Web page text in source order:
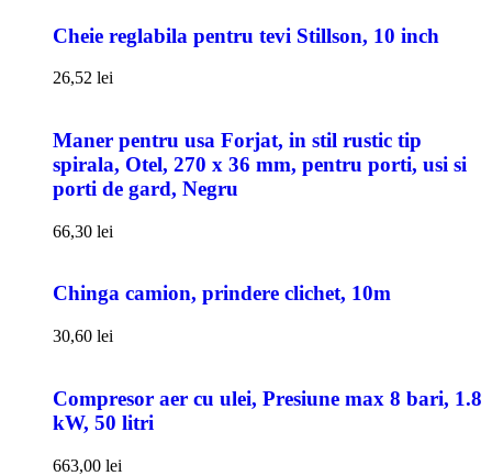
Cheie reglabila pentru tevi Stillson, 10 inch
26,52 lei
Maner pentru usa Forjat, in stil rustic tip
spirala, Otel, 270 x 36 mm, pentru porti, usi si
porti de gard, Negru
66,30 lei
Chinga camion, prindere clichet, 10m
30,60 lei
Compresor aer cu ulei, Presiune max 8 bari, 1.8
kW, 50 litri
663,00 lei